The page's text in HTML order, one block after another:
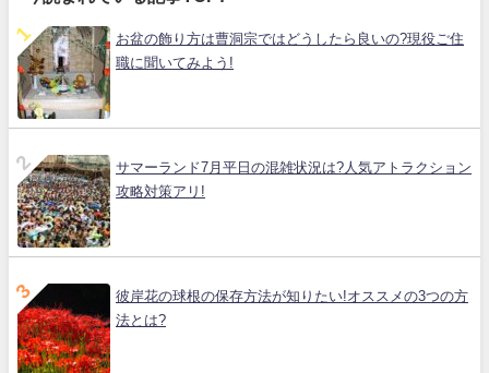
お盆の飾り方は曹洞宗ではどうしたら良いの?現役ご住
職に聞いてみよう!
サマーランド7月平日の混雑状況は?人気アトラクション
攻略対策アリ!
彼岸花の球根の保存方法が知りたい!オススメの3つの方
法とは?